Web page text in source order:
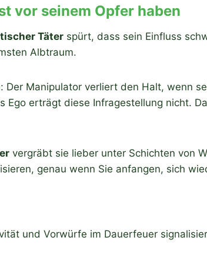
vor seinem Opfer haben
Täter spürt, dass sein Einfluss
Albtraum.
Manipulator verliert den Halt, wenn
erträgt diese Infragestellung nicht.
vergräbt sie lieber unter Schichten von
genau wenn Sie anfangen, sich
und Vorwürfe im Dauerfeuer